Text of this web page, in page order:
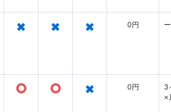
× × × 0円 ー
○ ○ × 0円
3
×